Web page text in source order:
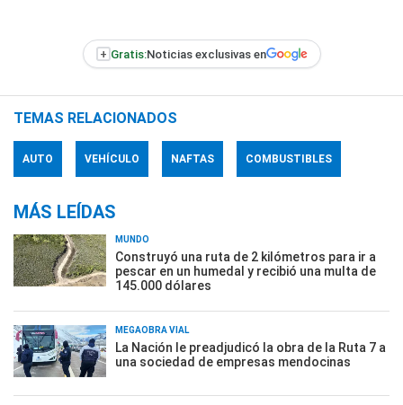
+ Gratis:Noticias exclusivas en
TEMAS RELACIONADOS
AUTO VEHÍCULO NAFTAS COMBUSTIBLES
MÁS LEÍDAS
MUNDO
Construyó una ruta de 2 kilómetros para ir a
pescar en un humedal y recibió una multa de
145.000 dólares
MEGAOBRA VIAL
La Nación le preadjudicó la obra de la Ruta 7 a
una sociedad de empresas mendocinas